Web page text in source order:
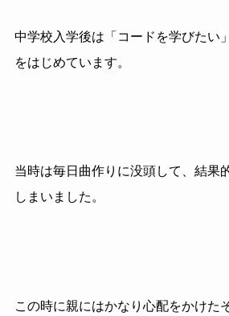
中学校入学後は「コードを学びたい
をはじめています。
当時は毎日曲作りに没頭して、結果
しまいました。
この時に親にはかなり心配をかけた